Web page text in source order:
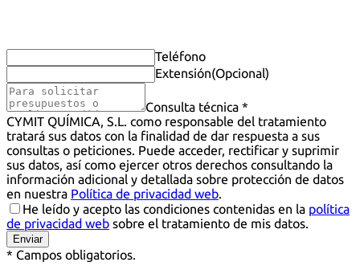
Teléfono
Extensión(Opcional)
Consulta técnica *
CYMIT QUÍMICA, S.L. como responsable del tratamiento
tratará sus datos con la finalidad de dar respuesta a sus
consultas o peticiones. Puede acceder, rectificar y suprimir
sus datos, así como ejercer otros derechos consultando la
información adicional y detallada sobre protección de datos
en nuestra Política de privacidad web.
He leído y acepto las condiciones contenidas en la política
de privacidad web sobre el tratamiento de mis datos.
Enviar
* Campos obligatorios.